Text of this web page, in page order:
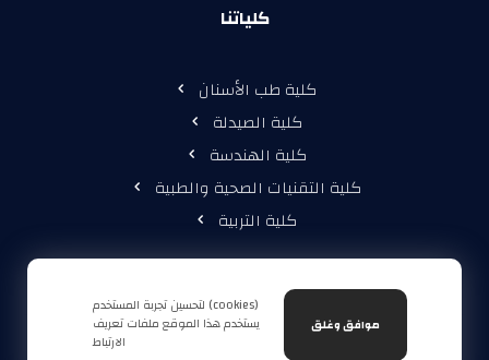
كلياتنا
كلية طب الأسنان
كلية الصيدلة
كلية الهندسة
كلية التقنيات الصحية والطبية
كلية التربية
لتحسين تجربة المستخدم (cookies)
يستخدم هذا الموقع ملفات تعريف
الارتباط
موافق وغلق